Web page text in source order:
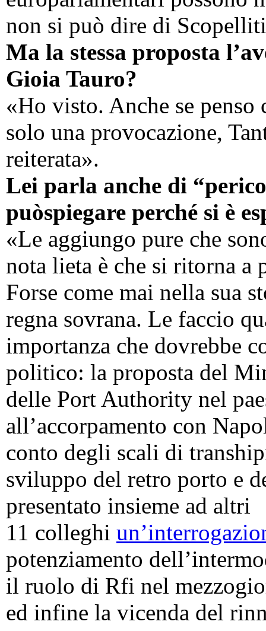
non si può dire di
Ma la stessa proposta
Gioia Tauro?
«Ho visto. Anche se
solo una provocazione,
reiterata».
Lei parla anche di
puòspiegare perché si è
«Le aggiungo pure che
nota lieta è che si ritorna a
Forse come mai nella sua
regna sovrana. Le faccio
importanza che dovrebbe
politico: la proposta del
delle Port Authority nel
all’accorpamento con
conto degli scali di
sviluppo del retro porto e
presentato insieme ad altri
11 colleghi
potenziamento
il ruolo di Rfi nel
ed infine la vicenda del